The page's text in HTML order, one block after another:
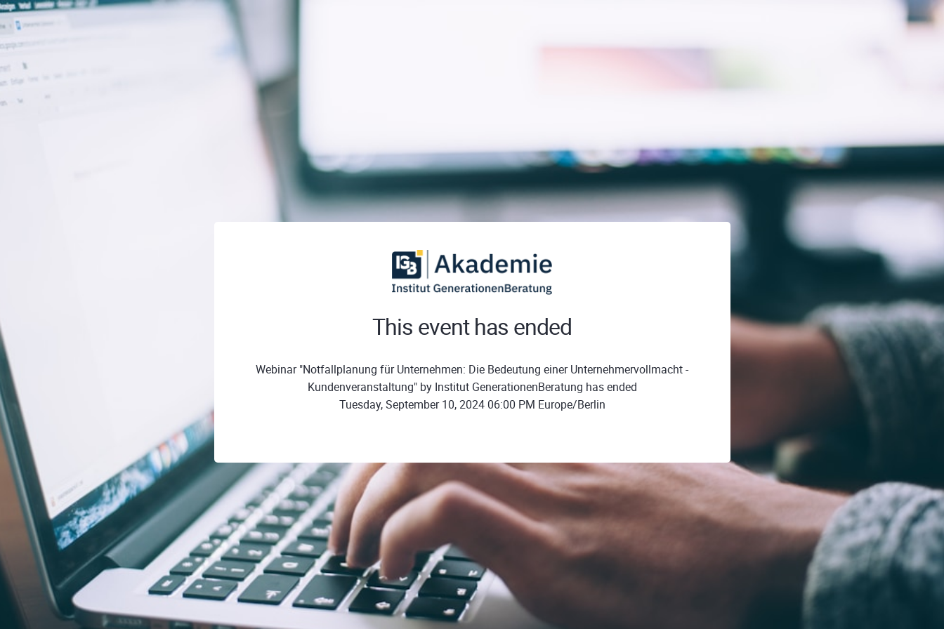
This event has ended
Webinar "Notfallplanung für Unternehmen: Die Bedeutung einer Unternehmervollmacht -
Kundenveranstaltung" by Institut GenerationenBeratung has ended
Tuesday, September 10, 2024 06:00 PM Europe/Berlin